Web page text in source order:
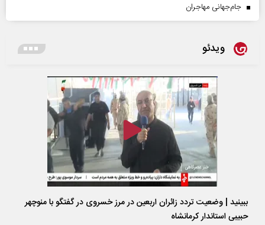
جام‌جهانی مهاجران
ویدئو
ببینید | وضعیت تردد زائران اربعین در مرز خسروی در گفتگو با منوچهر
حبیبی استاندار کرمانشاه